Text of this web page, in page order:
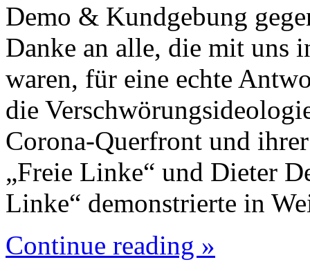
Demo & Kundgebung
Danke an alle, die mit uns
waren, für eine echte
die
Corona-Querfront und
„Freie Linke“ und Dieter
Linke“ demonstrierte in
Continue reading »